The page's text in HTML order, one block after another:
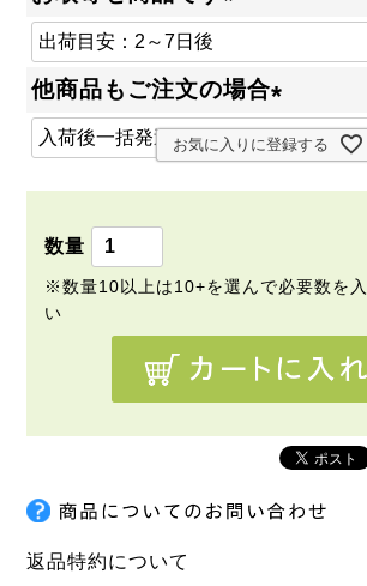
必
須
)
他商品もご注文の場合
(
お気に入りに登録する
返品特約について